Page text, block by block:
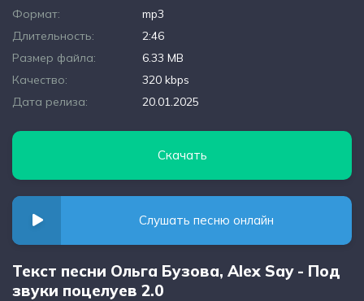
Формат:
mp3
Длительность:
2:46
Размер файла:
6.33 MB
Качество:
320 kbps
Дата релиза:
20.01.2025
Скачать
Слушать песню онлайн
Текст песни Ольга Бузова, Alex Say - Под
звуки поцелуев 2.0